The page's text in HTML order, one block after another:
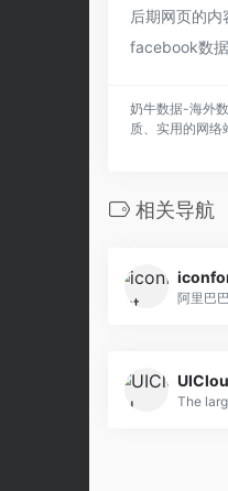
后期网页的
facebook数据
奶牛数据-海外
质、实用的网络
相关导航
阿里巴